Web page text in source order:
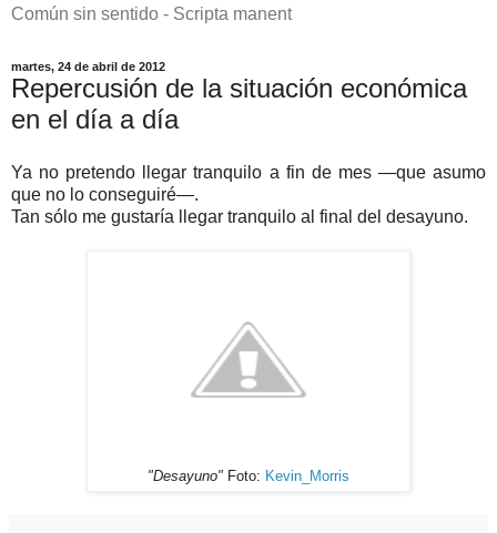
Común sin sentido - Scripta manent
martes, 24 de abril de 2012
Repercusión de la situación económica
en el día a día
Ya no pretendo llegar tranquilo a fin de mes —que asumo
que no lo conseguiré—.
Tan sólo me gustaría llegar tranquilo al final del desayuno.
"Desayuno" Foto: Kevin_Morris